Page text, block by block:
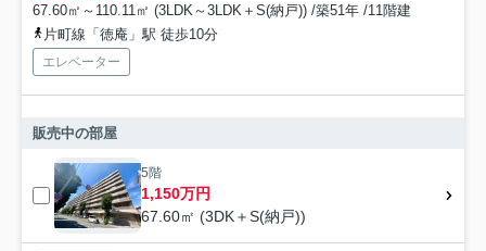
67.60㎡～110.11㎡ (3LDK～3LDK＋S(納戸)) /築51年 /11階建
片町線「徳庵」駅 徒歩10分
エレベーター
販売中の部屋
5階
1,150万円
67.60㎡ (3DK＋S(納戸))